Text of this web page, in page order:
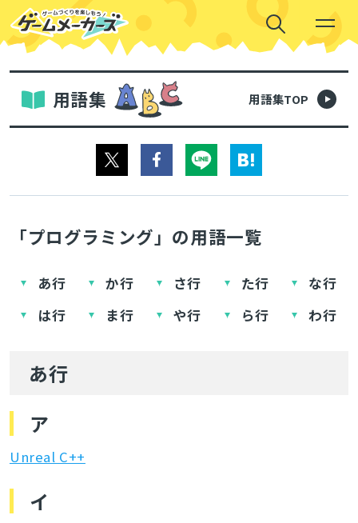
用語集 用語集TOP
「プログラミング」の用語一覧
あ行 か行 さ行 た行
な行
は行
ま行 や行 ら行 わ行
あ行
ア
Unreal C++
イ